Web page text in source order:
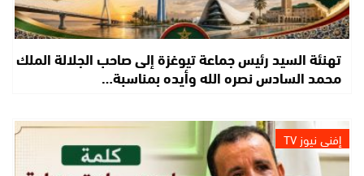
تهنئة السيد رئيس جماعة تيوغزة إلى صاحب الجلالة الملك
محمد السادس نصره الله وأيده بمناسبة…
إفني نيوز TV